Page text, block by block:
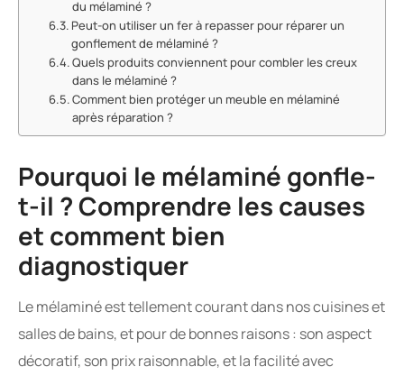
du mélaminé ?
Peut-on utiliser un fer à repasser pour réparer un
gonflement de mélaminé ?
Quels produits conviennent pour combler les creux
dans le mélaminé ?
Comment bien protéger un meuble en mélaminé
après réparation ?
Pourquoi le mélaminé gonfle-
t-il ? Comprendre les causes
et comment bien
diagnostiquer
Le mélaminé est tellement courant dans nos cuisines et
salles de bains, et pour de bonnes raisons : son aspect
décoratif, son prix raisonnable, et la facilité avec